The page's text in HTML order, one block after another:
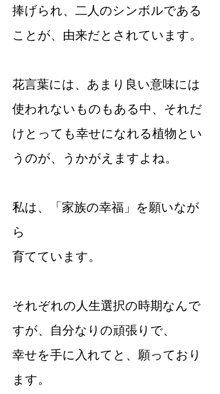
捧げられ、二人のシンボルである
ことが、由来だとされています。
花言葉には、あまり良い意味には
使われないものもある中、それだ
けとっても幸せになれる植物とい
うのが、うかがえますよね。
私は、「家族の幸福」を願いなが
ら
育てています。
それぞれの人生選択の時期なんで
すが、自分なりの頑張りで、
幸せを手に入れてと、願っており
ます。